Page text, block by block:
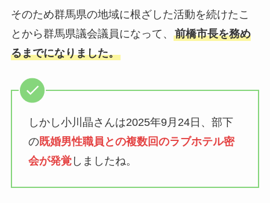
そのため群馬県の地域に根ざした活動を続けたこ
とから群馬県議会議員になって、 前橋市長を務め
るまでになりました。
しかし小川晶さんは2025年9月24日、部下
の既婚男性職員との複数回のラブホテル密
会が発覚しましたね。